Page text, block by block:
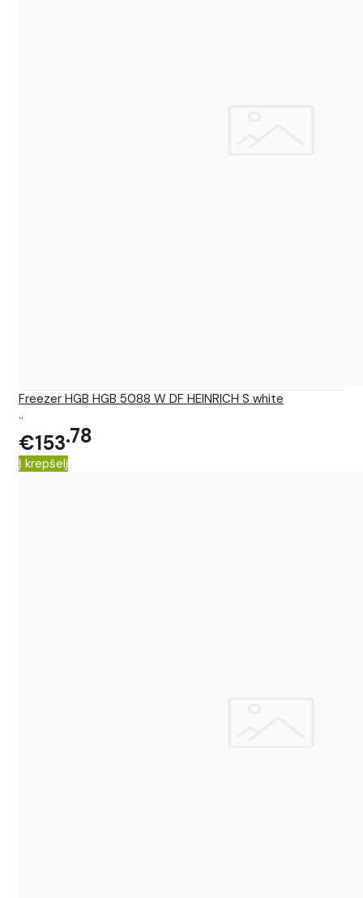
Freezer HGB HGB 5088 W DF HEINRICH S white
..
€153 78
Į krepšelį